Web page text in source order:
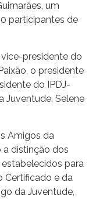
um
participantes de
presidente do
o presidente
do IPDJ-
Juventude, Selene
Amigos da
distinção dos
para
Certificado e da
da Juventude,